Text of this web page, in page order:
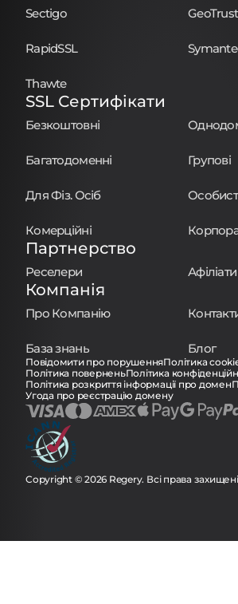
Sectigo GeoTrust
RapidSSL
Thawte
SSL Сертифікати
Безкоштовні
Багатодоменні Групові
Для Фіз. Осіб
Комерційні
Партнерство
Реселери Афіліати
Компанія
Про Компанію
База знань Блог
Повідомити про порушенняПолітика
Політика поверненьПолітика
Політика розкриття інформації про домен
Угода про реєстрацію домену
Copyright © 2026 Regery. Всі права